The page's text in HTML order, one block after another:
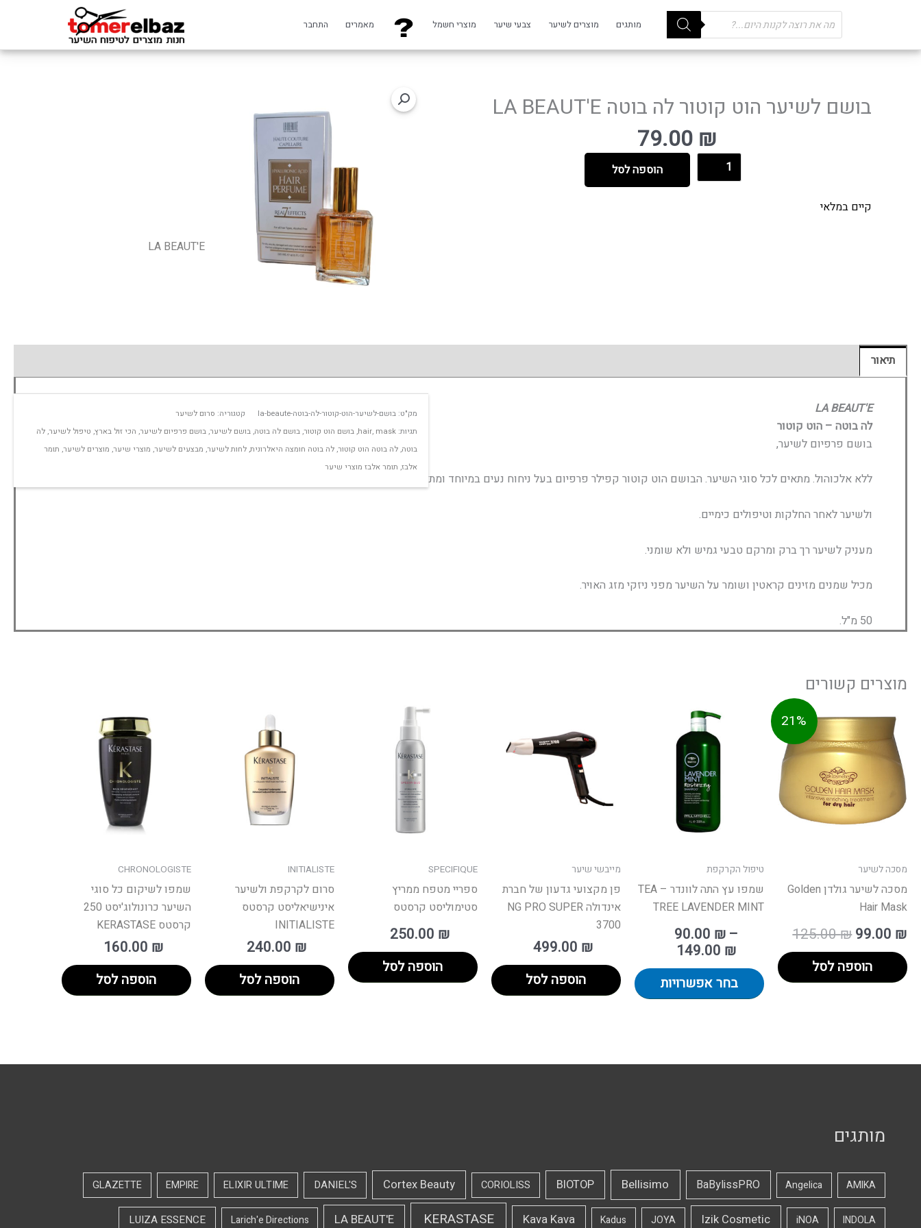
מותגים מוצרים לשיער צבעי שיער מוצרי חשמל מאמרים התחבר
Products
search
LA BEAUT'E
בושם לשיער הוט קוטור לה בוטה LA BEAUT'E
79.00 ₪
הוספה לסל
קיים במלאי
מק"ט:בושם-לשיער-הוט-קוטור-לה-בוטה-la-beaute קטגוריה: סרום לשיער
תגיות:
hair, mask
,בושם הוט קוטור,בושם לה בוטה,בושם לשיער,בושם פרפיום לשיער, הכי זול בארץ, טיפול לשיער,לה
בוטה,לה בוטה הוט קוטור,לה בוטה חומצה היאלרונית,לחות לשיער, מבצעים לשיער, מוצרי שיער, מוצרים לשיער, תומר
אלבז, תומר אלבז מוצרי שיער
תיאור
LA BEAUT'E
לה בוטה – הוט קוטור
בושם פרפיום לשיער,
ללא אלכוהול. מתאים לכל סוגי השיער. הבושם הוט קוטור קפילר פרפיום בעל ניחוח נעים במיוחד ומתאים לכל סוגי השיער
ולשיער לאחר החלקות וטיפולים כימיים.
מעניק לשיער רך ברק ומרקם טבעי גמיש ולא שומני.
מכיל שמנים מזינים קראטין ושומר על השיער מפני ניזקי מזג האויר.
50 מ"ל.
מוצרים קשורים
21%
מסכה לשיער
מסכה לשיער גולדן Golden
Hair Mask
125.00₪
המחיר
המקורי
היה:
125.00 ₪.
99.00 ₪
הוספה לסל
טיפול הקרקפת
שמפו עץ התה לוונדר – TEA
TREE LAVENDER MINT
90.00 ₪–
149.00 ₪
מחירים:
בחר אפשרויות
בעמוד
המוצר
מייבשי שיער
פן מקצועי גדעון של חברת
אינדולה NG PRO SUPER
3700
499.00 ₪
הוספה לסל
SPECIFIQUE
ספריי מטפח ממריץ
סטימוליסט קרסטס
250.00 ₪
הוספה לסל
INITIALISTE
סרום לקרקפת ולשיער
אינישיאליסט קרסטס
INITIALISTE
240.00 ₪
הוספה לסל
CHRONOLOGISTE
שמפו לשיקום כל סוגי
השיער כרונולוג'יסט 250
קרסטס KERASTASE
160.00 ₪
הוספה לסל
מותגים
AMIKA
Angelica
BaBylissPRO
Bellisimo
BIOTOP
CORIOLISS
Cortex Beauty
DANIEL'S
ELIXIR ULTIME
EMPIRE
GLAZETTE
INDOLA
iNOA
Izik Cosmetic
JOYA
Kadus
Kava Kava
KERASTASE
LA BEAUT'E
Larich'e Directions
LUIZA ESSENCE